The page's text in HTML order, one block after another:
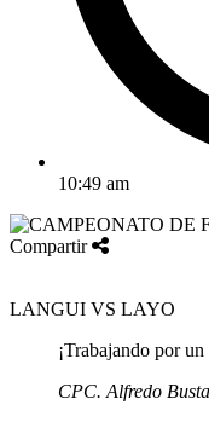
10:49 am
Compartir
LANGUI VS LAYO
¡Trabajando por
CPC. Alfredo